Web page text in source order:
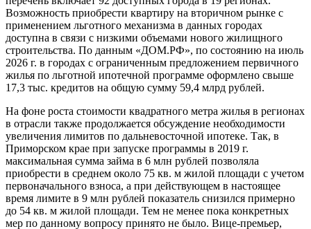
Возможность приобрести квартиру на вторичном рынке с
применением льготного механизма в данных городах
доступна в связи с низкими объемами нового жилищного
строительства. По данным «ДОМ.РФ», по состоянию на июль
2026 г. в городах с ограниченным предложением первичного
жилья по льготной ипотечной программе оформлено свыше
17,3 тыс. кредитов на общую сумму 59,4 млрд рублей.
На фоне роста стоимости квадратного метра жилья в регионах
в отрасли также продолжается обсуждение необходимости
увеличения лимитов по дальневосточной ипотеке. Так, в
Приморском крае при запуске программы в 2019 г.
максимальная сумма займа в 6 млн рублей позволяла
приобрести в среднем около 75 кв. м жилой площади с учетом
первоначального взноса, а при действующем в настоящее
время лимите в 9 млн рублей показатель снизился примерно
до 54 кв. м жилой площади. Тем не менее пока конкретных
мер по данному вопросу принято не было. Вице-премьер,